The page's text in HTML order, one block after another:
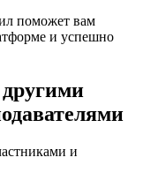
поможет вам
и успешно
другими
и